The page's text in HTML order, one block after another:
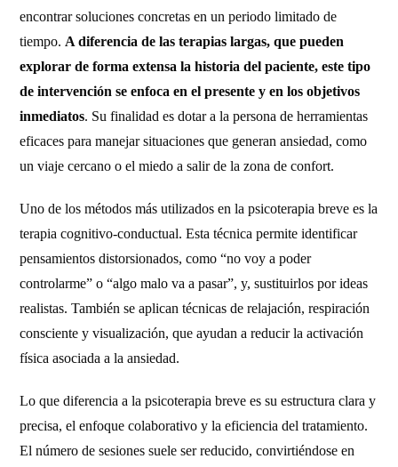
encontrar soluciones concretas en un periodo limitado de
tiempo. A diferencia de las terapias largas, que pueden
explorar de forma extensa la historia del paciente, este tipo
de intervención se enfoca en el presente y en los objetivos
inmediatos. Su finalidad es dotar a la persona de herramientas
eficaces para manejar situaciones que generan ansiedad, como
un viaje cercano o el miedo a salir de la zona de confort.
Uno de los métodos más utilizados en la psicoterapia breve es la
terapia cognitivo-conductual. Esta técnica permite identificar
pensamientos distorsionados, como “no voy a poder
controlarme” o “algo malo va a pasar”, y, sustituirlos por ideas
realistas. También se aplican técnicas de relajación, respiración
consciente y visualización, que ayudan a reducir la activación
física asociada a la ansiedad.
Lo que diferencia a la psicoterapia breve es su estructura clara y
precisa, el enfoque colaborativo y la eficiencia del tratamiento.
El número de sesiones suele ser reducido, convirtiéndose en